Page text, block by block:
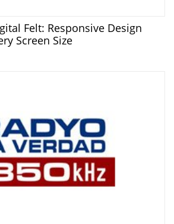
Felt: Responsive Design
Screen Size